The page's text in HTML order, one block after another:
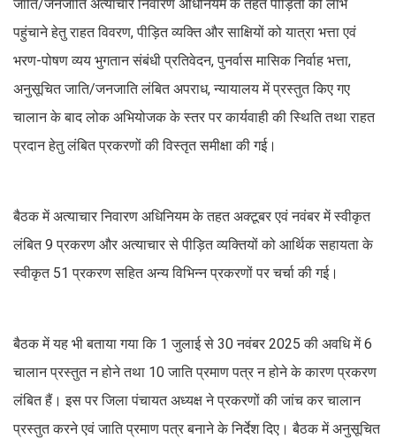
जाति/जनजाति अत्याचार निवारण अधिनियम के तहत पीड़ितों को लाभ
पहुंचाने हेतु राहत विवरण, पीड़ित व्यक्ति और साक्षियों को यात्रा भत्ता एवं
भरण-पोषण व्यय भुगतान संबंधी प्रतिवेदन, पुनर्वास मासिक निर्वाह भत्ता,
अनुसूचित जाति/जनजाति लंबित अपराध, न्यायालय में प्रस्तुत किए गए
चालान के बाद लोक अभियोजक के स्तर पर कार्यवाही की स्थिति तथा राहत
प्रदान हेतु लंबित प्रकरणों की विस्तृत समीक्षा की गई।
बैठक में अत्याचार निवारण अधिनियम के तहत अक्टूबर एवं नवंबर में स्वीकृत
लंबित 9 प्रकरण और अत्याचार से पीड़ित व्यक्तियों को आर्थिक सहायता के
स्वीकृत 51 प्रकरण सहित अन्य विभिन्न प्रकरणों पर चर्चा की गई।
बैठक में यह भी बताया गया कि 1 जुलाई से 30 नवंबर 2025 की अवधि में 6
चालान प्रस्तुत न होने तथा 10 जाति प्रमाण पत्र न होने के कारण प्रकरण
लंबित हैं। इस पर जिला पंचायत अध्यक्ष ने प्रकरणों की जांच कर चालान
प्रस्तुत करने एवं जाति प्रमाण पत्र बनाने के निर्देश दिए। बैठक में अनुसूचित